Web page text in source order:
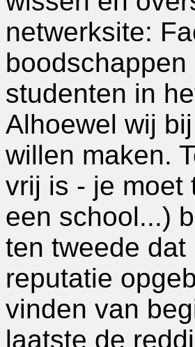
netwerksite:
studenten in
Alhoewel wij
willen maken.
vrij is - je moet
een school...)
ten tweede
reputatie
vinden van
laatste de